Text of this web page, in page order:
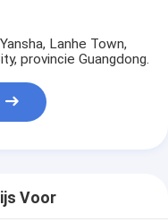
Lanhe Town,
provincie Guangdong.
Voor